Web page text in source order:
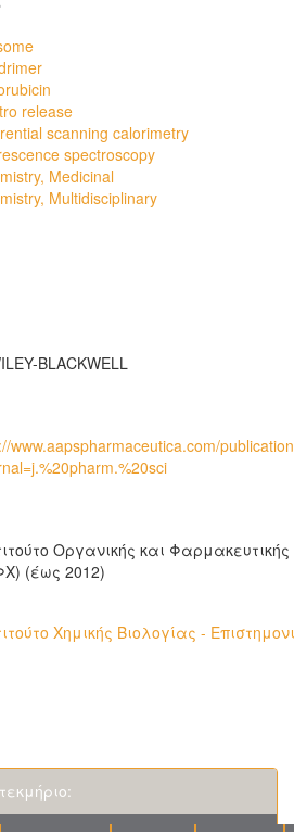
release
scanning calorimetry
spectroscopy
Medicinal
Multidisciplinary
BLACKWELL
www.aapspharmaceutica.com/
Οργανικής και
(έως 2012)
Χημικής Βιολογίας -